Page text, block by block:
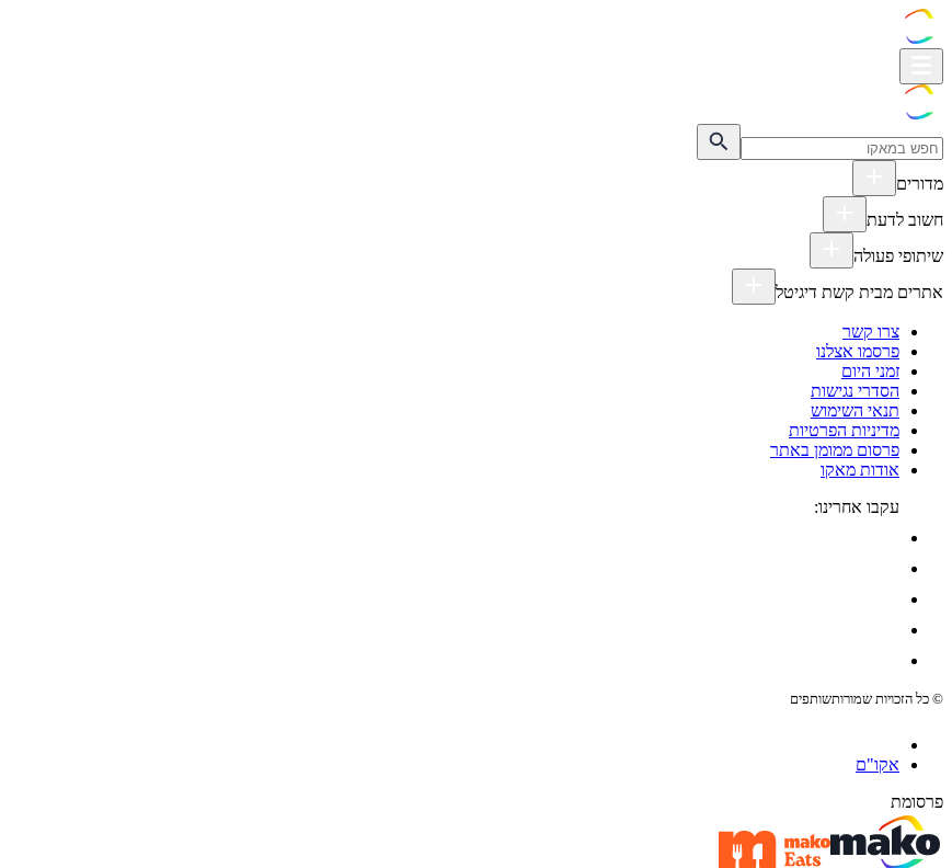
מדורים
חשוב לדעת
שיתופי פעולה
אתרים מבית קשת דיגיטל
צרו קשר
פרסמו אצלנו
זמני היום
הסדרי נגישות
תנאי השימוש
מדיניות הפרטיות
פרסום ממומן באתר
אודות מאקו
עקבו אחרינו:
© כל הזכויות שמורותשותפים
אקו"ם
פרסומת